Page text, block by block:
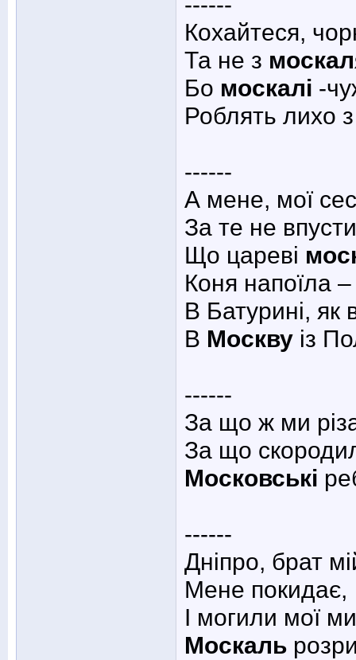
Кохайтеся,
Та не з
Бо москалі -
Роблять лихо
------
А мене, мої
За те не
Що цареві
Коня напоїла –
В Батурині, як
В Москву із
------
За що ж ми
За що
Московські
------
Дніпро, брат
Мене покидає,
І могили мої
Москаль